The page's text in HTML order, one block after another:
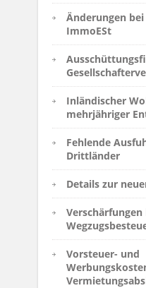
Änderungen
ImmoESt
Inländischer
mehrjähriger
Fehlende
Drittländer
Details zur
Verschärfungen
Vorsteuer- und